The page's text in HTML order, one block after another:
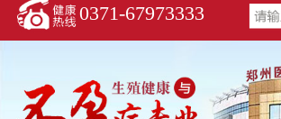
0371-67973333